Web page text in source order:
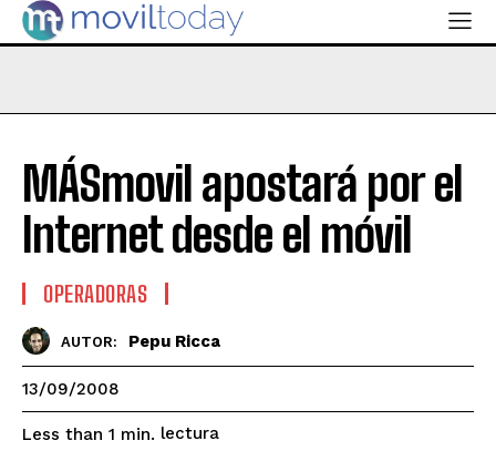
MÁSmovil apostará por el
Internet desde el móvil
OPERADORAS
AUTOR: Pepu Ricca
13/09/2008
Less than 1 min. lectura